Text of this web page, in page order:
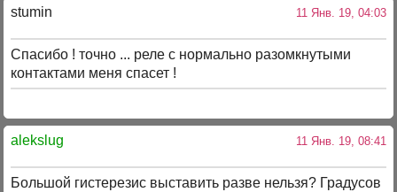
stumin 11 Янв. 19, 04:03
Спасибо ! точно ... реле с нормально разомкнутыми
контактами меня спасет !
alekslug 11 Янв. 19, 08:41
Большой гистерезис выставить разве нельзя? Градусов